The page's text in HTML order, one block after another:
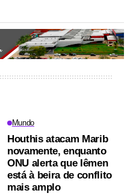
Mundo
Houthis atacam Marib
novamente, enquanto
ONU alerta que Iêmen
está à beira de conflito
mais amplo